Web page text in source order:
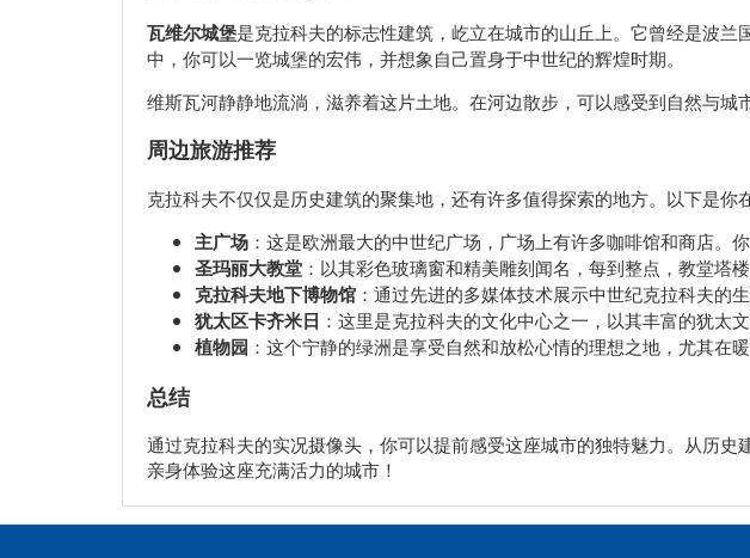
瓦维尔城堡是克拉科夫的标志性建筑，屹立在城市的山丘上。它曾经是波
中，你可以一览城堡的宏伟，并想象自己置身于中世纪的辉煌时期。
维斯瓦河静静地流淌，滋养着这片土地。在河边散步，可以感受到自然与城
周边旅游推荐
克拉科夫不仅仅是历史建筑的聚集地，还有许多值得探索的地方。以下是你
主广场 ：这是欧洲最大的中世纪广场，广场上有许多咖啡馆和商店。
圣玛丽大教堂 ：以其彩色玻璃窗和精美雕刻闻名，每到整点，教堂塔
克拉科夫地下博物馆 ：通过先进的多媒体技术展示中世纪克拉科夫的
犹太区卡齐米日 ：这里是克拉科夫的文化中心之一，以其丰富的犹太
植物园 ：这个宁静的绿洲是享受自然和放松心情的理想之地，尤其在暖
总结
通过克拉科夫的实况摄像头，你可以提前感受这座城市的独特魅力。从历
亲身体验这座充满活力的城市！